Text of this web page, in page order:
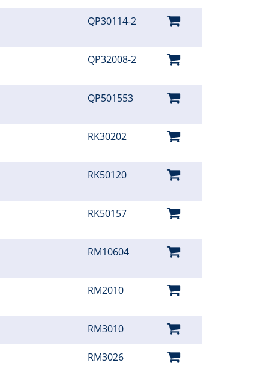
QP30114-2
QP32008-2
QP501553
RK30202
RK50120
RK50157
RM10604
RM2010
RM3010
RM3026